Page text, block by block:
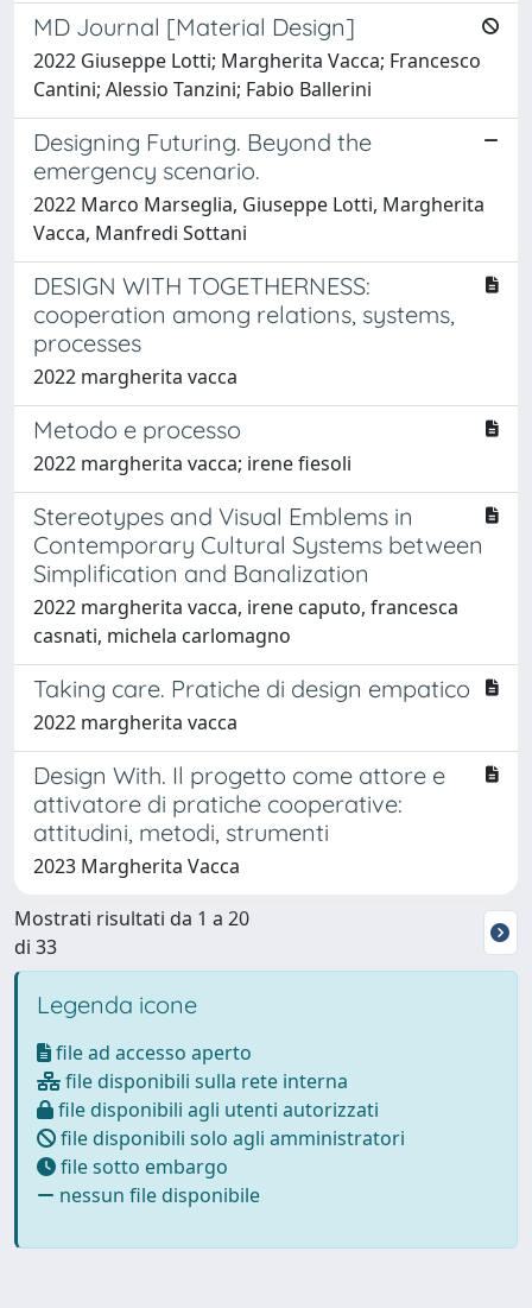
MD Journal [Material Design]
2022 Giuseppe Lotti; Margherita Vacca; Francesco
Cantini; Alessio Tanzini; Fabio Ballerini
Designing Futuring. Beyond the
emergency scenario.
2022 Marco Marseglia, Giuseppe Lotti, Margherita
Vacca, Manfredi Sottani
DESIGN WITH TOGETHERNESS:
cooperation among relations, systems,
processes
2022 margherita vacca
Metodo e processo
2022 margherita vacca; irene fiesoli
Stereotypes and Visual Emblems in
Contemporary Cultural Systems between
Simplification and Banalization
2022 margherita vacca, irene caputo, francesca
casnati, michela carlomagno
Taking care. Pratiche di design empatico
2022 margherita vacca
Design With. Il progetto come attore e
attivatore di pratiche cooperative:
attitudini, metodi, strumenti
2023 Margherita Vacca
Mostrati risultati da 1 a 20
di 33
Legenda icone
file ad accesso aperto
file disponibili sulla rete interna
file disponibili agli utenti autorizzati
file disponibili solo agli amministratori
file sotto embargo
nessun file disponibile